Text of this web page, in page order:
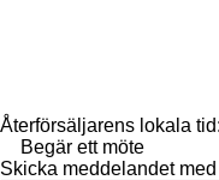
Återförsäljarens lokala
Begär ett möte
Skicka meddelandet